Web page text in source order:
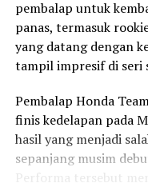
semakin besar karena
motor Honda
sekaligus atmosfer
singkat.
Kiattisak mengaku
berlebihan pada
memahami karakter
di setiap sesi.
pembalap untuk
panas, termasuk
yang datang dengan
tampil impresif di seri
Pembalap Honda
finis kedelapan pada
hasil yang menjadi
sepanjang musim
Performa tersebut